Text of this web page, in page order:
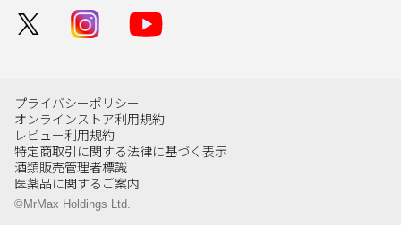
プライバシーポリシー
オンラインストア利用規約
レビュー利用規約
特定商取引に関する法律に基づく表示
酒類販売管理者標識
医薬品に関するご案内
©MrMax Holdings Ltd.